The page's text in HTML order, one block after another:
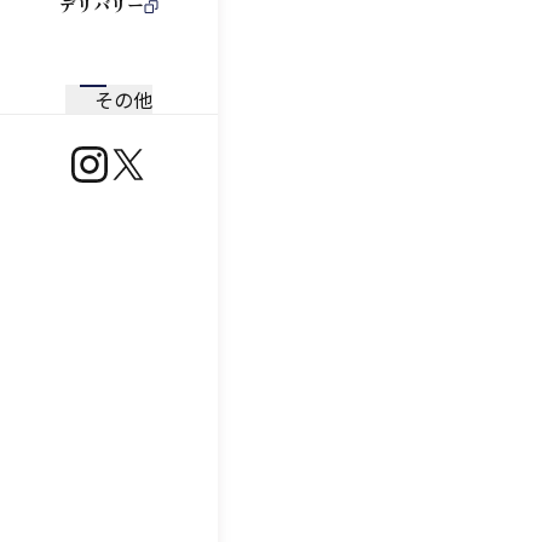
デリバリー
その他
https://www.instagram.com/ootoya.jp/
https://x.com/ootoya_gohan